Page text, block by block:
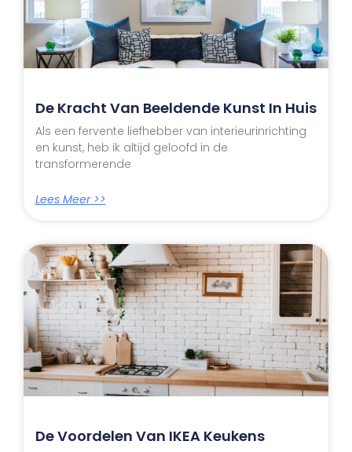
De Kracht Van Beeldende Kunst In Huis
Als een fervente liefhebber van interieurinrichting
en kunst, heb ik altijd geloofd in de
transformerende
Lees Meer >>
De Voordelen Van IKEA Keukens